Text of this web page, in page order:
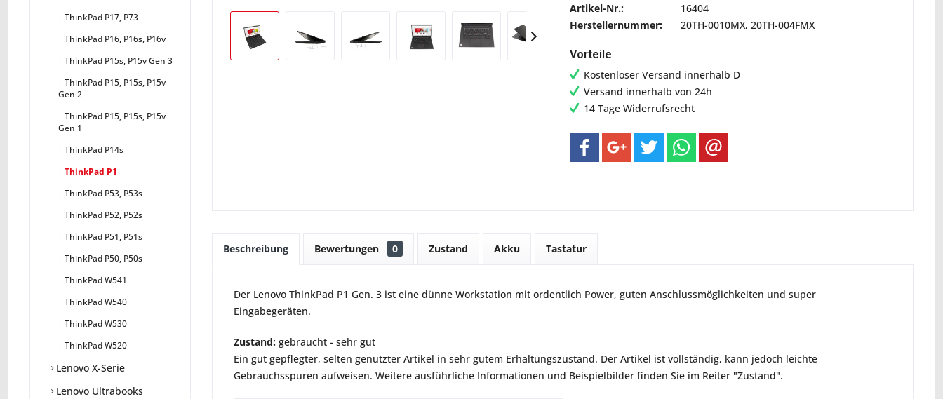
ThinkPad P17, P73
ThinkPad P16, P16s, P16v
ThinkPad P15s, P15v Gen 3
ThinkPad P15, P15s, P15v
Gen 2
ThinkPad P15, P15s, P15v
Gen 1
ThinkPad P14s
ThinkPad P1
ThinkPad P53, P53s
ThinkPad P52, P52s
ThinkPad P51, P51s
ThinkPad P50, P50s
ThinkPad W541
ThinkPad W540
ThinkPad W530
ThinkPad W520
Lenovo X-Serie
Lenovo Ultrabooks
Artikel-Nr.:
16404
Herstellernummer:
20TH-0010MX, 20TH-004FMX
Vorteile
Kostenloser Versand innerhalb D
Versand innerhalb von 24h
14 Tage Widerrufsrecht
Beschreibung Bewertungen 0 Zustand Akku Tastatur
Der Lenovo ThinkPad P1 Gen. 3 ist eine dünne Workstation mit ordentlich Power, guten Anschlussmöglichkeiten und super
Eingabegeräten.
Zustand: gebraucht - sehr gut
Ein gut gepflegter, selten genutzter Artikel in sehr gutem Erhaltungszustand. Der Artikel ist vollständig, kann jedoch leichte
Gebrauchsspuren aufweisen. Weitere ausführliche Informationen und Beispielbilder finden Sie im Reiter "Zustand".